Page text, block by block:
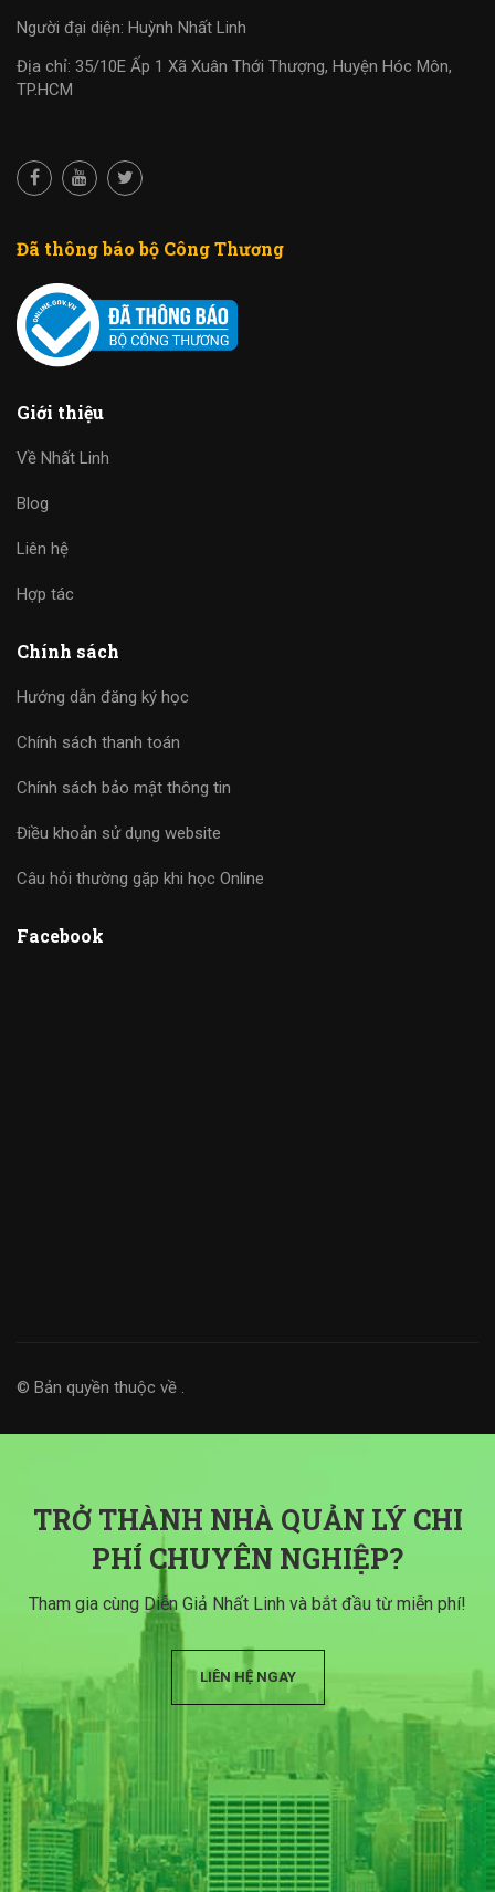
Người đại diện: Huỳnh Nhất Linh
Địa chỉ: 35/10E Ấp 1 Xã Xuân Thới Thượng, Huyện Hóc Môn,
TP.HCM
Đã thông báo bộ Công Thương
Giới thiệu
Về Nhất Linh
Blog
Liên hệ
Hợp tác
Chính sách
Hướng dẫn đăng ký học
Chính sách thanh toán
Chính sách bảo mật thông tin
Điều khoản sử dụng website
Câu hỏi thường gặp khi học Online
Facebook
© Bản quyền thuộc về .
TRỞ THÀNH NHÀ QUẢN LÝ CHI
PHÍ CHUYÊN NGHIỆP?
Tham gia cùng Diễn Giả Nhất Linh và bắt đầu từ miễn phí!
LIÊN HỆ NGAY